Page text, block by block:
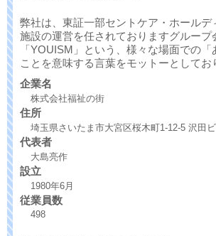
弊社は、東証一部セントケア・ホールデ
施設の運営を任されておりますグループ
「YOUISM」という、様々な場面での
ことを意味する言葉をモットーとしてお
企業名
株式会社福祉の街
住所
埼玉県さいたま市大宮区桜木町1-12-5 沢田
代表者
大島亮作
設立
1980年6月
従業員数
498